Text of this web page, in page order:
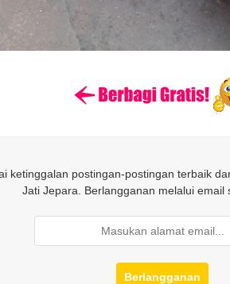
ketinggalan postingan-postingan terbaik
Jati Jepara. Berlangganan melalui email